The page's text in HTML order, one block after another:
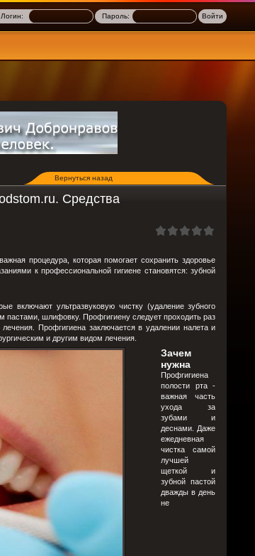
Логин: Пароль:
Вернуться назад
Средства
процедура, которая помогает сохранить здоровье
к профессиональной гигиене становятся: зубной
включают ультразвуковую чистку (удаление зубного
пастами, шлифовку. Профгигиену следует проходить раз
Профгигиена заключается в удалении налета и
и другим видом лечения.
Зачем
нужна
Профгигиена
полости рта -
важная часть
ухода за
зубами и
деснами. Даже
ежедневная
чистка самой
лучшей
щеткой и
зубной пастой
дважды в день
не